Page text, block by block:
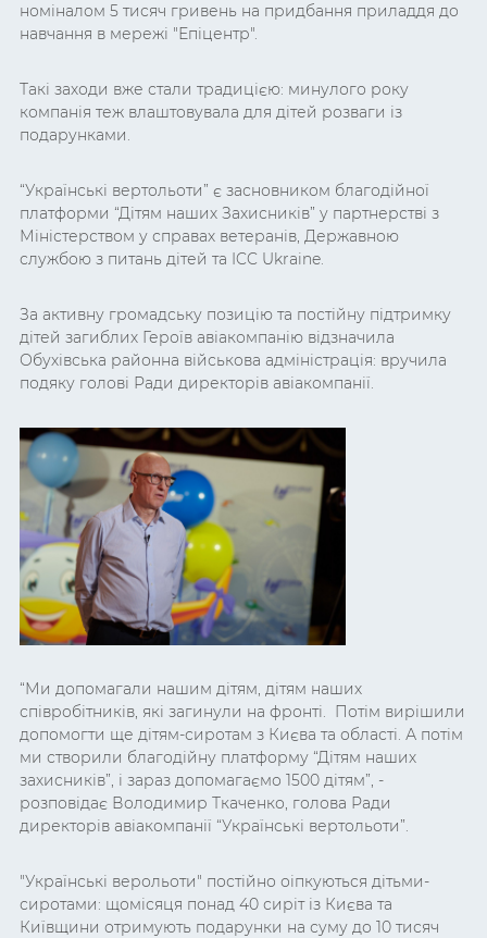
номіналом 5 тисяч гривень на придбання приладдя до
навчання в мережі "Епіцентр".
Такі заходи вже стали традицією: минулого року
компанія теж влаштовувала для дітей розваги із
подарунками.
“Українські вертольоти” є засновником благодійної
платформи “Дітям наших Захисників” у партнерстві з
Міністерством у справах ветеранів, Державною
службою з питань дітей та ICC Ukraine.
За активну громадську позицію та постійну підтримку
дітей загиблих Героїв авіакомпанію відзначила
Обухівська районна військова адміністрація: вручила
подяку голові Ради директорів авіакомпанії.
“Ми допомагали нашим дітям, дітям наших
співробітників, які загинули на фронті. Потім вирішили
допомогти ще дітям-сиротам з Києва та області. А потім
ми створили благодійну платформу “Дітям наших
захисників”, і зараз допомагаємо 1500 дітям”, -
розповідає Володимир Ткаченко, голова Ради
директорів авіакомпанії “Українські вертольоти”.
"Українські верольоти" постійно оіпкуються дітьми-
сиротами: щомісяця понад 40 сиріт із Києва та
Київщини отримують подарунки на суму до 10 тисяч